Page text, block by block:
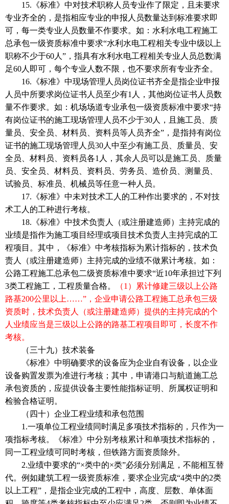
15.《标准》中对技术职称人员专业作了限定，且未要求
专业齐全的，是指相应专业的申报人员数量达到标准要求即
可，每一类专业人员数量不作要求。如：水利水电工程施工
总承包一级资质标准中要求“水利水电工程相关专业中级以上
职称不少于60人”，指具有水利水电工程相关专业人员总数满
足60人即可，每个专业人数不限，也不要求所有专业齐全。
16.《标准》中现场管理人员岗位证书齐全是指企业申报
人员中所要求岗位证书人员至少有1人，其他岗位证书人员数
量不作要求。如：机场场道专业承包一级资质标准中要求“持
有岗位证书的施工现场管理人员不少于30人，且施工员、质
量员、安全员、材料员、资料员等人员齐全”，是指持有岗位
证书的施工现场管理人员30人中至少有施工员、质量员、安
全员、材料员、资料员各1人，其余人员可以是施工员、质量
员、安全员、材料员、资料员、劳务员、造价员、测量员、
试验员、标准员、机械员等任意一种人员。
17.《标准》中未对技术工人的工种作出要求的，不对技
术工人的工种进行考核。
18.《标准》中技术负责人（或注册建造师）主持完成的
业绩是指作为施工项目经理或项目技术负责人主持完成的工
程项目。其中，《标准》中考核指标为累计指标的，技术负
责人（或注册建造师）主持完成的业绩不做累计考核。如：
公路工程施工总承包二级资质标准中要求“近10年承担过下列
3类工程施工，工程质量合格。
（1）累计修建三级以上公路
路基200公里以上……”，企业申请公路工程施工总承包三级
资质时，技术负责人（或注册建造师）提供的主持完成的个
人业绩应当是三级以上公路的路基工程项目即可，长度不作
考核。
（三十九）技术装备
《标准》中明确要求的设备应为企业自有设备，以企业
设备购置发票为准进行考核；其中，申请港口与航道施工总
承包资质的，应提供设备主要性能指标证明、所属权证明和
检验合格证明。
（四十）企业工程业绩和承包范围
1.一项单位工程业绩同时满足多项技术指标的，只作为一
项指标考核。《标准》中分别考核累计和单项技术指标的，
同一工程业绩可同时考核，但铁路方面资质除外。
2.业绩中要求的“×类中的×类”必须分别满足，不能相互替
代。例如建筑工程一级资质标准，要求企业完成“4类中的2类
以上工程”，是指企业完成的工程中，高度、层数、单体面